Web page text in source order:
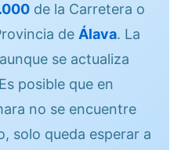
de la Carretera o
de Álava. La
se actualiza
posible que en
no se encuentre
solo queda esperar a